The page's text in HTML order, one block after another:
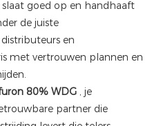
goed op en handhaaft
de juiste
en
met vertrouwen plannen en
80% WDG
, je
partner die